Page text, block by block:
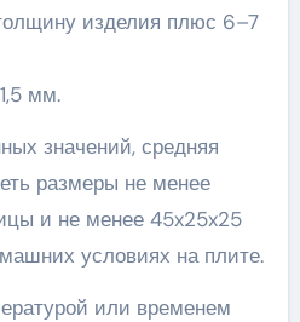
изделия плюс 6–7
мм.
значений, средняя
размеры не менее
и не менее 45x25x25
условиях на плите.
или временем